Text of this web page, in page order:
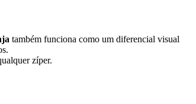
também funciona como um diferencial visual
zíper.